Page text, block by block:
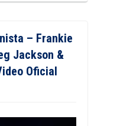
– Frankie
Jackson &
Oficial